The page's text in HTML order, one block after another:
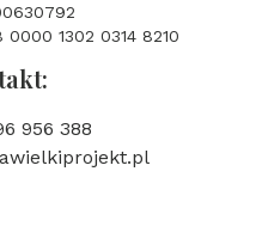
0000 1302 0314 8210
956 388